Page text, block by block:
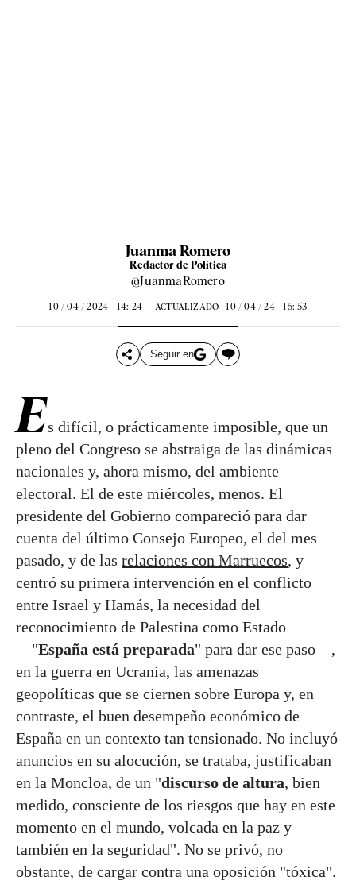
Juanma Romero
Redactor de Política
@JuanmaRomero
10 / 04 / 2024 - 14: 24 ACTUALIZADO 10 / 04 / 24 - 15: 53
Seguir en
Es difícil, o prácticamente imposible, que un
pleno del Congreso se abstraiga de las dinámicas
nacionales y, ahora mismo, del ambiente
electoral. El de este miércoles, menos. El
presidente del Gobierno compareció para dar
cuenta del último Consejo Europeo, el del mes
pasado, y de las relaciones con Marruecos, y
centró su primera intervención en el conflicto
entre Israel y Hamás, la necesidad del
reconocimiento de Palestina como Estado
—"España está preparada" para dar ese paso—,
en la guerra en Ucrania, las amenazas
geopolíticas que se ciernen sobre Europa y, en
contraste, el buen desempeño económico de
España en un contexto tan tensionado. No incluyó
anuncios en su alocución, se trataba, justificaban
en la Moncloa, de un "discurso de altura, bien
medido, consciente de los riesgos que hay en este
momento en el mundo, volcada en la paz y
también en la seguridad". No se privó, no
obstante, de cargar contra una oposición "tóxica".